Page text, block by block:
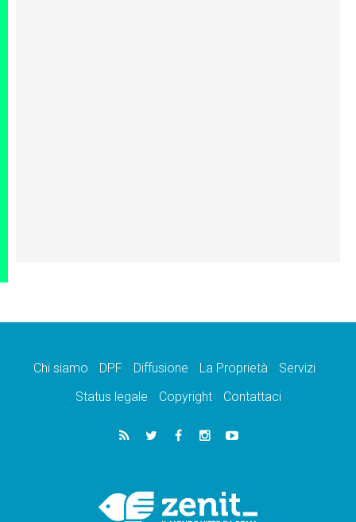
Chi siamo DPF Diffusione La Proprietà
Servizi
Status legale
Copyright Contattaci